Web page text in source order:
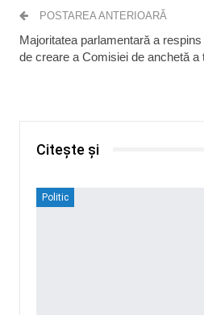
POSTAREA ANTERIOARĂ
Majoritatea parlamentară a
de creare a Comisiei de anchetă a
Citește și
Politic